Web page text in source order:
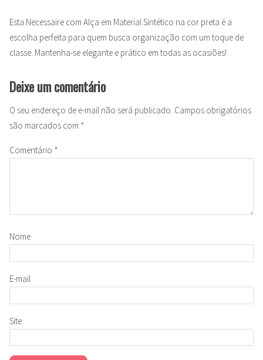
Esta Necessaire com Alça em Material Sintético na cor preta é a
escolha perfeita para quem busca organização com um toque de
classe. Mantenha-se elegante e prático em todas as ocasiões!
Deixe um comentário
O seu endereço de e-mail não será publicado. Campos obrigatórios
são marcados com *
Comentário *
Nome
E-mail
Site